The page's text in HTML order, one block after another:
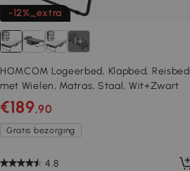
-12%_extra
1+
HOMCOM Logeerbed, Klapbed, Reisbed
met Wielen, Matras, Staal, Wit+Zwart
€189,90
Gratis bezorging
4.8